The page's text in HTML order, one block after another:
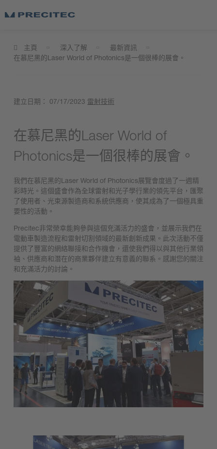
主頁 深入了解
最新資訊
在慕尼黑的Laser World of Photonics是一個很棒的展會。
建立日期： 07/17/2023 雷射技術
在慕尼黑的Laser World of
Photonics是一個很棒的展會。
我們在慕尼黑的Laser World of Photonics展覽會度過了一週精
彩時光。這個盛會作為全球雷射和光子學行業的領先平台，匯聚
了使用者、光束源製造商和系統供應商，使其成為了一個極具重
要性的活動。
Precitec非常榮幸能夠參與這個充滿活力的盛會，並展示我們在
電動車製造流程和雷射切割領域的最新創新成果。此次活動不僅
提供了豐富的網絡聯接和合作機會，還使我們得以與其他行業領
袖、供應商和潛在的商業夥伴建立有意義的聯系。感謝您的關注
和充滿活力的討論。